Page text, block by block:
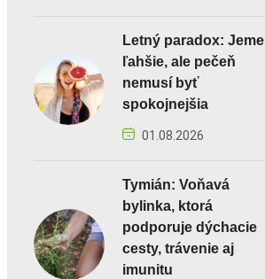
Letný paradox: Jeme
ľahšie, ale pečeň
nemusí byť
spokojnejšia
01.08.2026
Tymián: Voňavá
bylinka, ktorá
podporuje dýchacie
cesty, trávenie aj
imunitu